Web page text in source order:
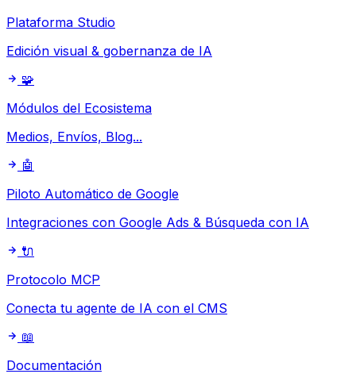
Plataforma Studio
Edición visual & gobernanza de IA
🧩
Módulos del Ecosistema
Medios, Envíos, Blog...
🤖
Piloto Automático de Google
Integraciones con Google Ads & Búsqueda con IA
🔌
Protocolo MCP
Conecta tu agente de IA con el CMS
📖
Documentación